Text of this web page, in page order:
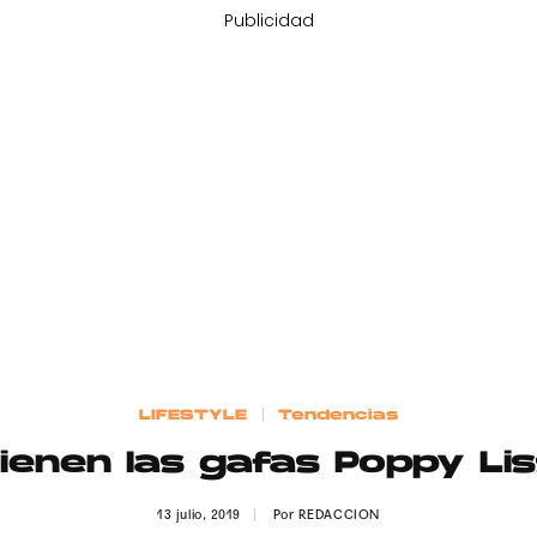
Publicidad
LIFESTYLE Tendencias
las gafas Poppy
13 julio, 2019 Por REDACCION